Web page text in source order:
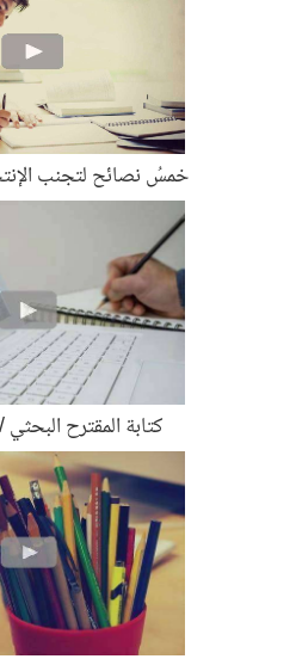
خمسُ نصائح لتجنب
كتابة المقترح